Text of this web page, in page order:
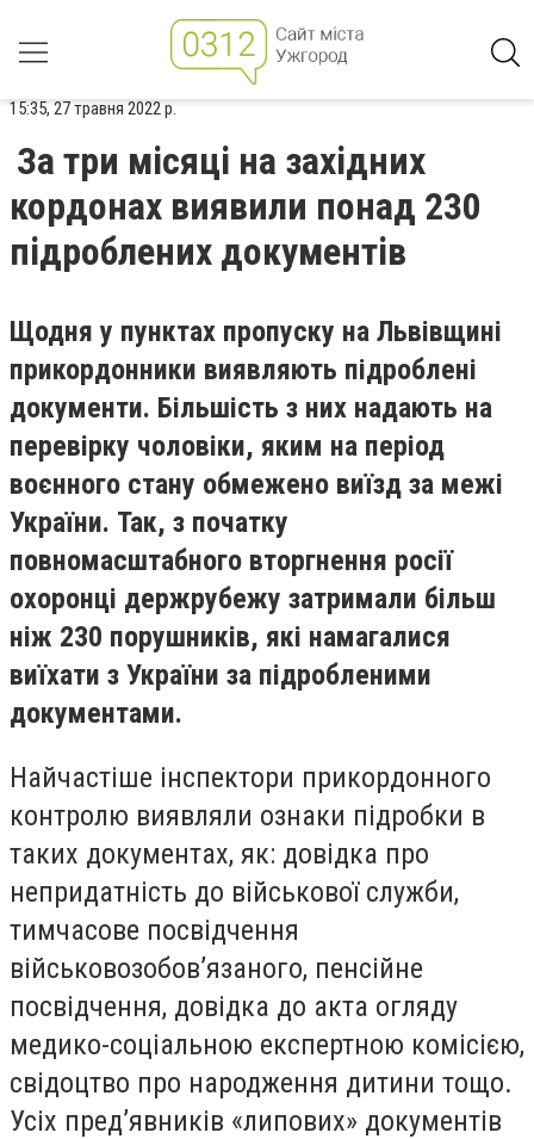
15:35, 27 травня 2022 р.
За три місяці на західних
кордонах виявили понад 230
підроблених документів
Щодня у пунктах пропуску на Львівщині
прикордонники виявляють підроблені
документи. Більшість з них надають на
перевірку чоловіки, яким на період
воєнного стану обмежено виїзд за межі
України. Так, з початку
повномасштабного вторгнення росії
охоронці держрубежу затримали більш
ніж 230 порушників, які намагалися
виїхати з України за підробленими
документами.
Найчастіше інспектори прикордонного
контролю виявляли ознаки підробки в
таких документах, як: довідка про
непридатність до військової служби,
тимчасове посвідчення
військовозобов’язаного, пенсійне
посвідчення, довідка до акта огляду
медико-соціальною експертною комісією,
свідоцтво про народження дитини тощо.
Усіх пред’явників «липових» документів